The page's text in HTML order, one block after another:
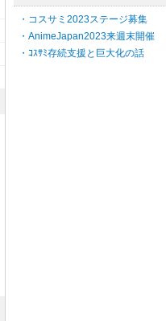
・コスサミ2023ステージ募集
・AnimeJapan2023来週末開催
・ｺｽｻﾐ存続支援と巨大化の話